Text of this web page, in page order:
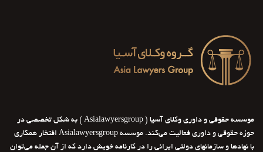
موسسه حقوقی و داوری وکلای آسیا ( Asialawyersgroup ) به شکل تخصصی در
حوزه حقوقی و داوری فعالیت می‌کند. موسسه Asialawyersgroup افتخار همکاری
با نهادها و سازمانهای دولتی ایرانی را در کارنامه خویش دارد که از آن جمله می‌توان